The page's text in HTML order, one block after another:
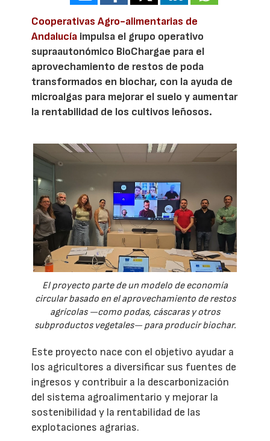
Cooperativas Agro-alimentarias de
Andalucía impulsa el grupo operativo
supraautonómico BioChargae para el
aprovechamiento de restos de poda
transformados en biochar, con la ayuda de
microalgas para mejorar el suelo y aumentar
la rentabilidad de los cultivos leñosos.
El proyecto parte de un modelo de economía
circular basado en el aprovechamiento de restos
agrícolas —como podas, cáscaras y otros
subproductos vegetales— para producir biochar.
Este proyecto nace con el objetivo ayudar a
los agricultores a diversificar sus fuentes de
ingresos y contribuir a la descarbonización
del sistema agroalimentario y mejorar la
sostenibilidad y la rentabilidad de las
explotaciones agrarias.